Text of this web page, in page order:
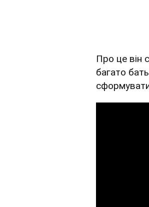
Про це він
багато